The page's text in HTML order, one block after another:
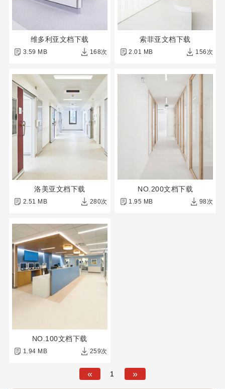
维多利亚文档下载
3.59 MB 168次
索菲亚文档下载
2.01 MB 156次
洛美亚文档下载
2.51 MB 280次
NO.200文档下载
1.95 MB 98次
NO.100文档下载
1.94 MB 259次
« 1 »